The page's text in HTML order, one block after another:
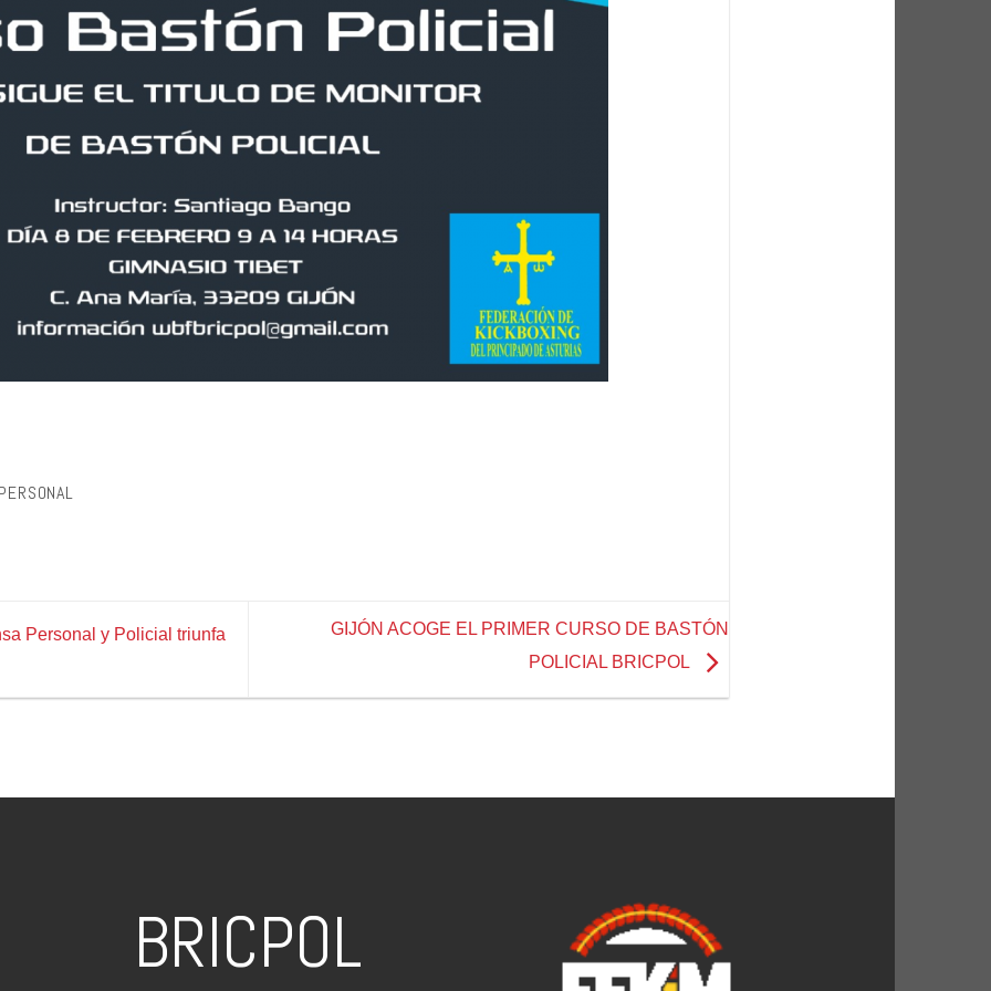
Personal y Policial triunfa
GIJÓN ACOGE EL PRIMER CURSO DE BASTÓN
POLICIAL BRICPOL
BRICPOL